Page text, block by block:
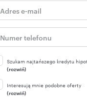
Szukam najtańszego kredytu
(rozwiń)
Interesują mnie podobne oferty
(rozwiń)